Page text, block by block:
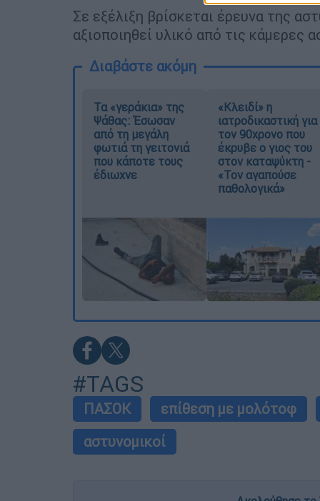
Σε εξέλιξη βρίσκεται έρευνα της
αξιοποιηθεί υλικό από τις κάμερες
Διαβάστε ακόμη
Τα «γεράκια» της
Ψάθας: Έσωσαν
από τη μεγάλη
φωτιά τη γειτονιά
που κάποτε τους
έδιωχνε
«Κλειδί» η
ιατροδικαστική για
τον 90χρονο που
έκρυβε ο γιος του
στον καταψύκτη -
«Τον αγαπούσε
παθολογικά»
#TAGS
ΠΑΣΟΚ επίθεση με μολότοφ
αστυνομικοί